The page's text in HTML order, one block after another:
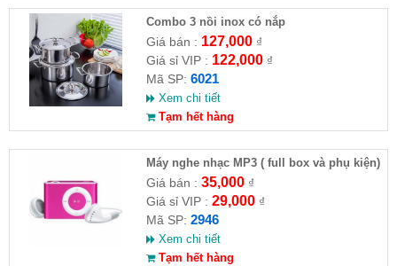
Combo 3 nồi inox có nắp
Giá bán : 127,000₫
Giá sỉ VIP : 122,000₫
Mã SP: 6021
Xem chi tiết
Tạm hết hàng
Máy nghe nhạc MP3 ( full box và phụ kiện)
Giá bán : 35,000₫
Giá sỉ VIP : 29,000₫
Mã SP: 2946
Xem chi tiết
Tạm hết hàng